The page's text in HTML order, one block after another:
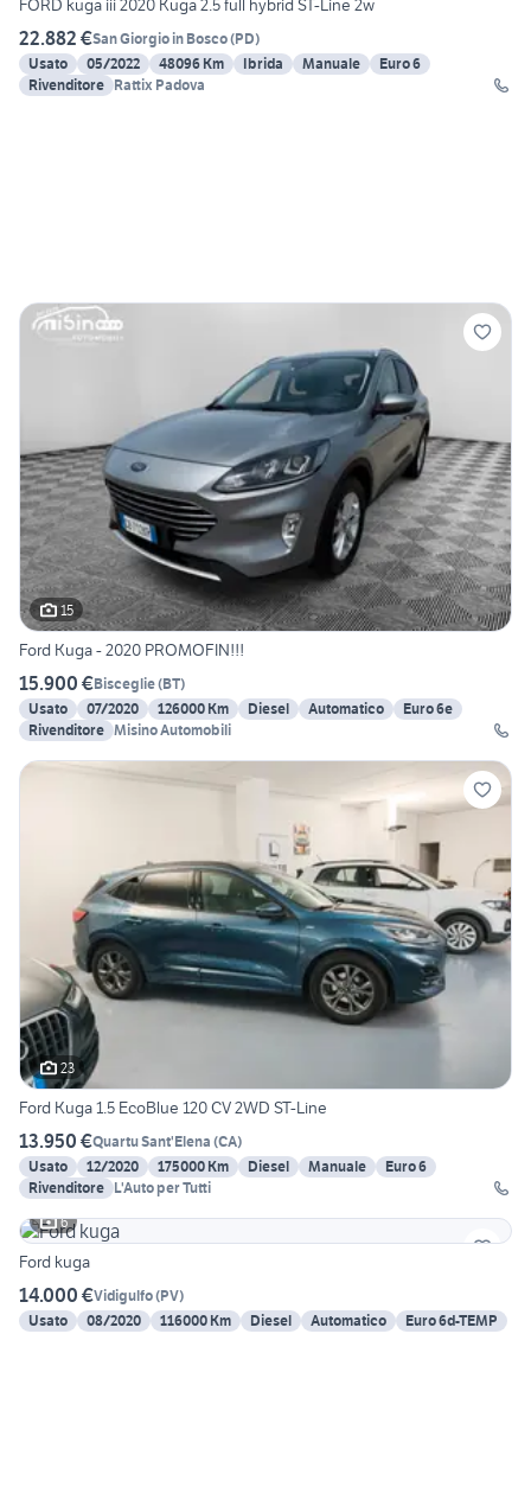
FORD kuga iii 2020 Kuga 2.5 full hybrid ST-Line 2w
22.882 €San Giorgio in Bosco(PD)
Usato
05/2022 48096 Km Ibrida Manuale
Euro 6
Rivenditore Rattix Padova
15
Ford Kuga - 2020 PROMOFIN!!!
15.900 €Bisceglie(BT)
Usato
07/2020 126000 Km Diesel Automatico
Euro 6e
Rivenditore Misino Automobili
23
Ford Kuga 1.5 EcoBlue 120 CV 2WD ST-Line
13.950 €Quartu Sant'Elena (CA)
Usato
12/2020 175000 Km Diesel Manuale
Euro 6
Rivenditore L'Auto per Tutti
6
Ford kuga
14.000 €Vidigulfo(PV)
Usato
08/2020 116000 Km Diesel Automatico Euro 6d-TEMP